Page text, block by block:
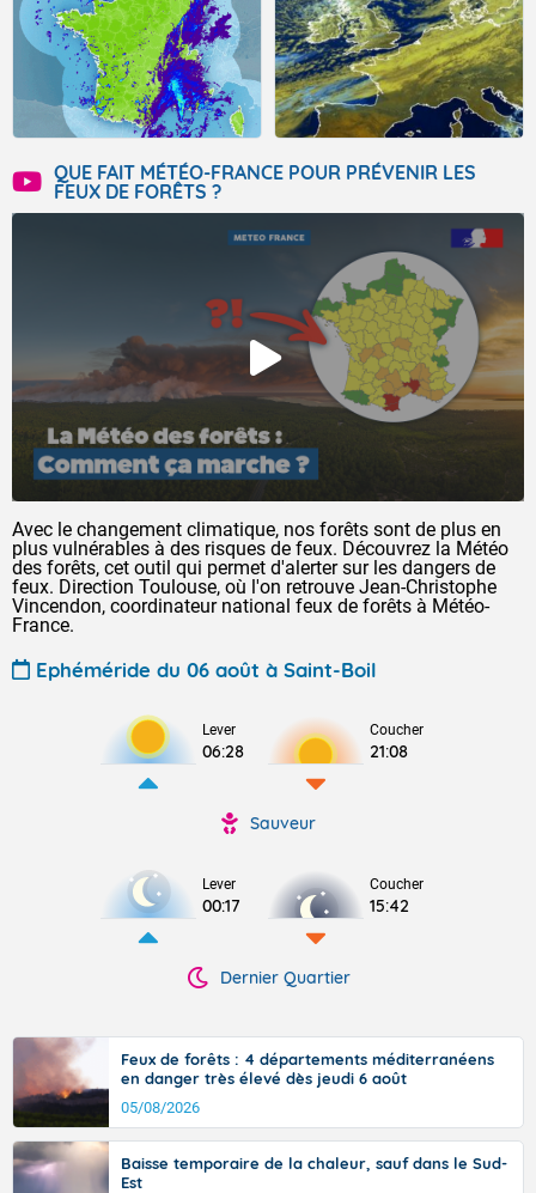
QUE FAIT MÉTÉO-FRANCE POUR PRÉVENIR LES
FEUX DE FORÊTS ?
Avec le changement climatique, nos forêts sont de plus en
plus vulnérables à des risques de feux. Découvrez la Météo
des forêts, cet outil qui permet d'alerter sur les dangers de
feux. Direction Toulouse, où l'on retrouve Jean-Christophe
Vincendon, coordinateur national feux de forêts à Météo-
France.
Ephéméride du 06 août à Saint-Boil
Lever
06:28
Coucher
21:08
Sauveur
Lever
00:17
Coucher
15:42
Dernier Quartier
Feux de forêts : 4 départements méditerranéens
en danger très élevé dès jeudi 6 août
05/08/2026
Baisse temporaire de la chaleur, sauf dans le Sud-
Est